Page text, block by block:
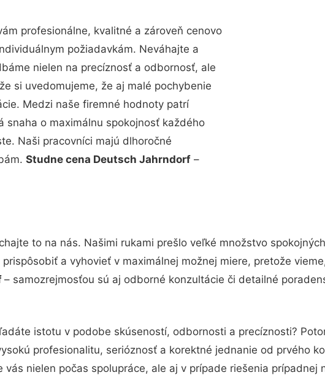
profesionálne, kvalitné a zároveň cenovo
požiadavkám. Neváhajte a
nielen na precíznosť a odbornosť, ale
si uvedomujeme, že aj malé pochybenie
Medzi naše firemné hodnoty patrí
snaha o maximálnu spokojnosť každého
Naši pracovníci majú dlhoročné
Studne cena Deutsch Jahrndorf –
to na nás. Našimi rukami prešlo veľké množstvo
a vyhovieť v maximálnej možnej miere, pretože
– samozrejmosťou sú aj odborné konzultácie či detailné
istotu v podobe skúseností, odbornosti a precíznosti?
profesionalitu, serióznosť a korektné jednanie od prvého
nielen počas spolupráce, ale aj v prípade riešenia